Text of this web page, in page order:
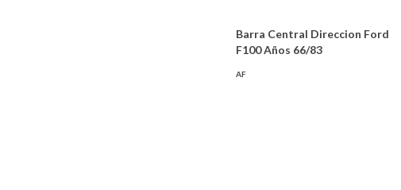
Barra Central Direccion Ford
F100 Años 66/83
AF